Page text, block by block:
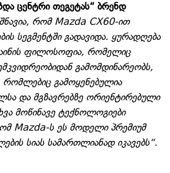
ცენტრი თეგეტას“ ბრენდ
რომ Mazda CX60-ით
სეგმენტში გადავიდა. ყურადღება
ფილოსოფია, რომელიც
გამომდინარეობს,
რომლებიც გამოყენებულია
და მგზავრებზე ორიენტირებული
მოწინავე ტექნოლოგიები
Mazda-ს ეს მოდელი პრემიუმ
სიას სამართლიანად იკავებს“.